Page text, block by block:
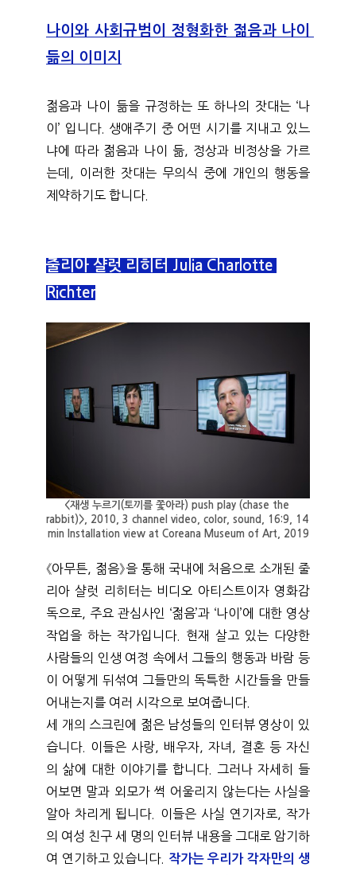
나이와 사회규범이 정형화한 젊음과 나이
듦의 이미지
젊음과 나이 듦을 규정하는 또 하나의 잣대는 ‘나
이’ 입니다. 생애주기 중 어떤 시기를 지내고 있느
냐에 따라 젊음과 나이 듦, 정상과 비정상을 가르
는데, 이러한 잣대는 무의식 중에 개인의 행동을
제약하기도 합니다.
줄리아 샬럿 리히터 Julia Charlotte
Richter
<재생 누르기(토끼를 쫓아라) push play (chase the
rabbit)>, 2010, 3 channel video, color, sound, 16:9, 14
min Installation view at Coreana Museum of Art, 2019
《아무튼, 젊음》을 통해 국내에 처음으로 소개된 줄
리아 샬럿 리히터는 비디오 아티스트이자 영화감
독으로, 주요 관심사인 ‘젊음’과 ‘나이’에 대한 영상
작업을 하는 작가입니다. 현재 살고 있는 다양한
사람들의 인생 여정 속에서 그들의 행동과 바람 등
이 어떻게 뒤섞여 그들만의 독특한 시간들을 만들
어내는지를 여러 시각으로 보여줍니다.
세 개의 스크린에 젊은 남성들의 인터뷰 영상이 있
습니다. 이들은 사랑, 배우자, 자녀, 결혼 등 자신
의 삶에 대한 이야기를 합니다. 그러나 자세히 들
어보면 말과 외모가 썩 어울리지 않는다는 사실을
알아 차리게 됩니다. 이들은 사실 연기자로, 작가
의 여성 친구 세 명의 인터뷰 내용을 그대로 암기하
여 연기하고 있습니다.
작가는 우리가 각자만의 생